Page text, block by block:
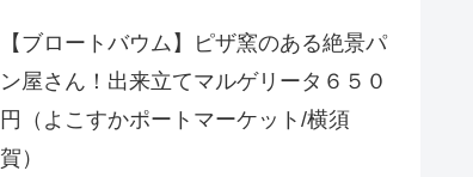
【ブロートバウム】ピザ窯のある絶景パ
ン屋さん！出来立てマルゲリータ６５０
円（よこすかポートマーケット/横須
賀）